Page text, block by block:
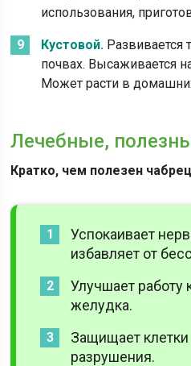
использования,
Кустовой. Развивается
почвах. Высаживается
Может расти в
Лечебные,
Кратко, чем полезен
Успокаивает
избавляет от
Улучшает работу
желудка.
Защищает клетки
разрушения.